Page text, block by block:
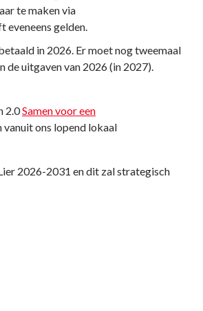
te maken via
eveneens gelden.
in 2026. Er moet nog tweemaal
de uitgaven van 2026 (in 2027).
2.0Samen voor een
vanuit ons lopend lokaal
2026-2031 en dit zal strategisch